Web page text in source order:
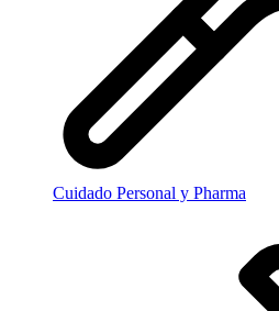
Cuidado Personal y Pharma